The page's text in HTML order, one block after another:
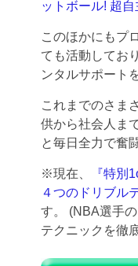
ットボール! 超
このほかにもプ
ても活動してお
ンタルサポート
これまでのさま
供から社会人ま
と毎日全力で奮
※現在、
『特別
４つのドリブル
す。 (NBA選手
テクニックを徹